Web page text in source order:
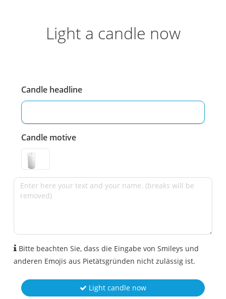
Light a candle now
Candle headline
Candle motive
Bitte beachten Sie, dass die Eingabe von Smileys und
anderen Emojis aus Pietätsgründen nicht zulässig ist.
Light candle now